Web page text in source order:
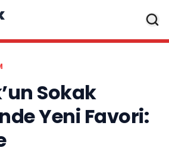
Sokak
Yeni Favori: